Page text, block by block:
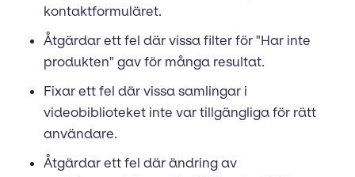
kontaktformuläret.
Åtgärdar ett fel där vissa filter för "Har inte
produkten" gav för många resultat.
Fixar ett fel där vissa samlingar i
videobiblioteket inte var tillgängliga för rätt
användare.
Åtgärdar ett fel där ändring av